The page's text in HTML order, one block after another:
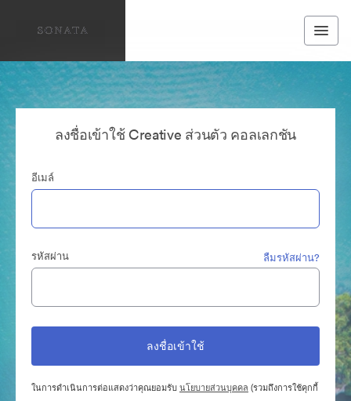
ลงชื่อเข้าใช้ Creative ส่วนตัว คอลเลกชัน
อีเมล์
รหัสผ่าน ลืมรหัสผ่าน?
ในการดำเนินการต่อแสดงว่าคุณยอมรับนโยบายส่วนบุคคล (รวมถึงการใช้คุกกี้